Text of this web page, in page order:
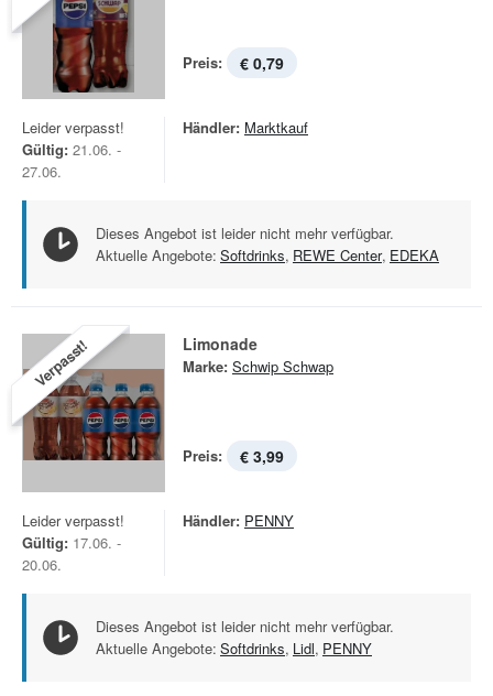
Preis: € 0,79
Leider verpasst!
Gültig: 21.06. -
27.06.
Händler: Marktkauf
Dieses Angebot ist leider nicht mehr verfügbar.
Aktuelle Angebote: Softdrinks, REWE Center, EDEKA
Verpasst! Limonade
Marke: Schwip Schwap
Preis: € 3,99
Leider verpasst!
Gültig: 17.06. -
20.06.
Händler: PENNY
Dieses Angebot ist leider nicht mehr verfügbar.
Aktuelle Angebote: Softdrinks, Lidl, PENNY